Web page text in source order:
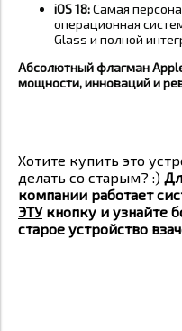
iOS 18:Самая
операционная
Glass и полной
Абсолютный флагман
мощности, инноваций и
Хотите купить это
делать со старым? :)
компании работает
ЭТУкнопку и узнайте
старое устройство